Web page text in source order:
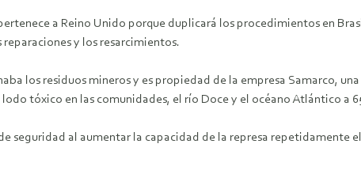
a Reino Unido porque duplicará los procedimientos en
y los resarcimientos.
los residuos mineros y es propiedad de la empresa Samarco,
tóxico en las comunidades, el río Doce y el océano Atlántico a
seguridad al aumentar la capacidad de la represa repetidamente